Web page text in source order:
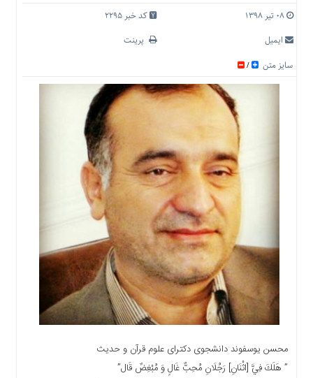
منوی
علمی
دسترسی
۰۸ تیر ۱۳۹۸
کد خبر 2295
ایمیل
پرینت
سایز متن
/
محسن یوسفوند دانشجوی دکترای علوم قرآن و حدیث
” هَلَكَ فِيَّ [اثْنَانِ‏] رَجُلَانِ مُحِبٌّ غَالٍ وَ مُبْغِضٌ قَال‏”